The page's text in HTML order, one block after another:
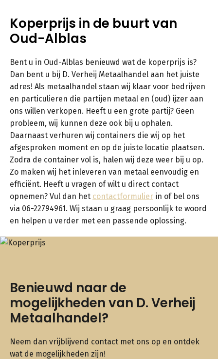
Koperprijs in de buurt van
Oud-Alblas
Bent u in Oud-Alblas benieuwd wat de koperprijs is?
Dan bent u bij D. Verheij Metaalhandel aan het juiste
adres! Als metaalhandel staan wij klaar voor bedrijven
en particulieren die partijen metaal en (oud) ijzer aan
ons willen verkopen. Heeft u een grote partij? Geen
probleem, wij kunnen deze ook bij u ophalen.
Daarnaast verhuren wij containers die wij op het
afgesproken moment en op de juiste locatie plaatsen.
Zodra de container vol is, halen wij deze weer bij u op.
Zo maken wij het inleveren van metaal eenvoudig en
efficiënt. Heeft u vragen of wilt u direct contact
opnemen? Vul dan het contactformulier in of bel ons
via 06-22794961. Wij staan u graag persoonlijk te woord
en helpen u verder met een passende oplossing.
Benieuwd naar de
mogelijkheden van D. Verheij
Metaalhandel?
Neem dan vrijblijvend contact met ons op en ontdek
wat de mogelijkheden zijn!